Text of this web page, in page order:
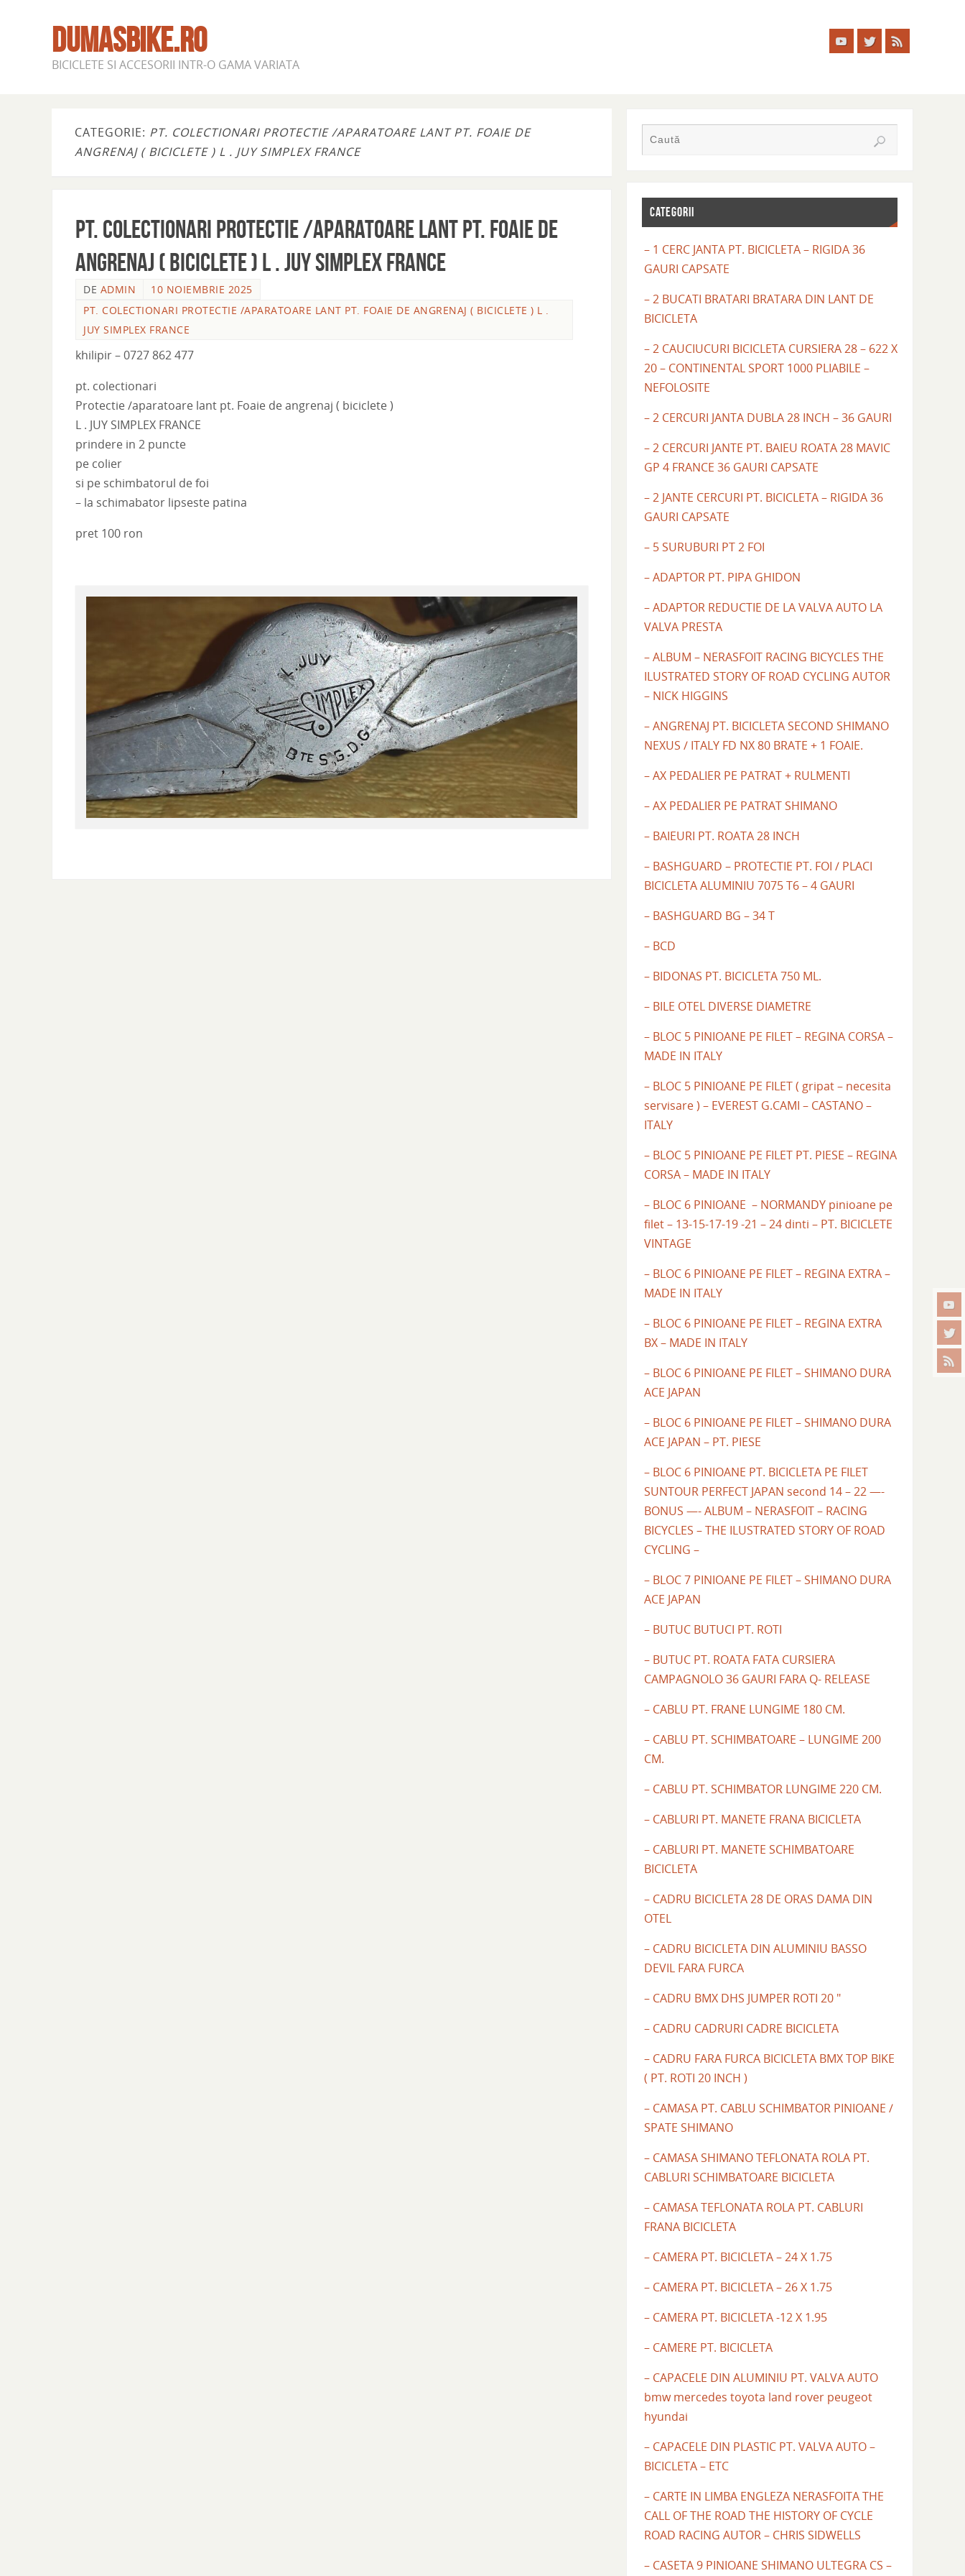
DUMASBIKE.RO
BICICLETE SI ACCESORII INTR-O GAMA VARIATA
CATEGORIE: PT. COLECTIONARI PROTECTIE /APARATOARE LANT PT. FOAIE DE
ANGRENAJ ( BICICLETE ) L . JUY SIMPLEX FRANCE
pt. colectionari Protectie /aparatoare lant pt. Foaie de
angrenaj ( biciclete ) L . JUY SIMPLEX FRANCE
DE ADMIN
10 NOIEMBRIE 2025
PT. COLECTIONARI PROTECTIE /APARATOARE LANT PT. FOAIE DE ANGRENAJ ( BICICLETE ) L .
JUY SIMPLEX FRANCE
khilipir – 0727 862 477
pt. colectionari
Protectie /aparatoare lant pt. Foaie de angrenaj ( biciclete )
L . JUY SIMPLEX FRANCE
prindere in 2 puncte
pe colier
si pe schimbatorul de foi
– la schimabator lipseste patina
pret 100 ron
CATEGORII
– 1 CERC JANTA PT. BICICLETA – RIGIDA 36
GAURI CAPSATE
– 2 BUCATI BRATARI BRATARA DIN LANT DE
BICICLETA
– 2 CAUCIUCURI BICICLETA CURSIERA 28 – 622 X
20 – CONTINENTAL SPORT 1000 PLIABILE –
NEFOLOSITE
– 2 CERCURI JANTA DUBLA 28 INCH – 36 GAURI
– 2 CERCURI JANTE PT. BAIEU ROATA 28 MAVIC
GP 4 FRANCE 36 GAURI CAPSATE
– 2 JANTE CERCURI PT. BICICLETA – RIGIDA 36
GAURI CAPSATE
– 5 SURUBURI PT 2 FOI
– ADAPTOR PT. PIPA GHIDON
– ADAPTOR REDUCTIE DE LA VALVA AUTO LA
VALVA PRESTA
– ALBUM – NERASFOIT RACING BICYCLES THE
ILUSTRATED STORY OF ROAD CYCLING AUTOR
– NICK HIGGINS
– ANGRENAJ PT. BICICLETA SECOND SHIMANO
NEXUS / ITALY FD NX 80 BRATE + 1 FOAIE.
– AX PEDALIER PE PATRAT + RULMENTI
– AX PEDALIER PE PATRAT SHIMANO
– BAIEURI PT. ROATA 28 INCH
– BASHGUARD – PROTECTIE PT. FOI / PLACI
BICICLETA ALUMINIU 7075 T6 – 4 GAURI
– BASHGUARD BG – 34 T
– BCD
– BIDONAS PT. BICICLETA 750 ML.
– BILE OTEL DIVERSE DIAMETRE
– BLOC 5 PINIOANE PE FILET – REGINA CORSA –
MADE IN ITALY
– BLOC 5 PINIOANE PE FILET ( gripat – necesita
servisare ) – EVEREST G.CAMI – CASTANO –
ITALY
– BLOC 5 PINIOANE PE FILET PT. PIESE – REGINA
CORSA – MADE IN ITALY
– BLOC 6 PINIOANE – NORMANDY pinioane pe
filet – 13-15-17-19 -21 – 24 dinti – PT. BICICLETE
VINTAGE
– BLOC 6 PINIOANE PE FILET – REGINA EXTRA –
MADE IN ITALY
– BLOC 6 PINIOANE PE FILET – REGINA EXTRA
BX – MADE IN ITALY
– BLOC 6 PINIOANE PE FILET – SHIMANO DURA
ACE JAPAN
– BLOC 6 PINIOANE PE FILET – SHIMANO DURA
ACE JAPAN – PT. PIESE
– BLOC 6 PINIOANE PT. BICICLETA PE FILET
SUNTOUR PERFECT JAPAN second 14 – 22 —-
BONUS —- ALBUM – NERASFOIT – RACING
BICYCLES – THE ILUSTRATED STORY OF ROAD
CYCLING –
– BLOC 7 PINIOANE PE FILET – SHIMANO DURA
ACE JAPAN
– BUTUC BUTUCI PT. ROTI
– BUTUC PT. ROATA FATA CURSIERA
CAMPAGNOLO 36 GAURI FARA Q- RELEASE
– CABLU PT. FRANE LUNGIME 180 CM.
– CABLU PT. SCHIMBATOARE – LUNGIME 200
CM.
– CABLU PT. SCHIMBATOR LUNGIME 220 CM.
– CABLURI PT. MANETE FRANA BICICLETA
– CABLURI PT. MANETE SCHIMBATOARE
BICICLETA
– CADRU BICICLETA 28 DE ORAS DAMA DIN
OTEL
– CADRU BICICLETA DIN ALUMINIU BASSO
DEVIL FARA FURCA
– CADRU BMX DHS JUMPER ROTI 20 "
– CADRU CADRURI CADRE BICICLETA
– CADRU FARA FURCA BICICLETA BMX TOP BIKE
( PT. ROTI 20 INCH )
– CAMASA PT. CABLU SCHIMBATOR PINIOANE /
SPATE SHIMANO
– CAMASA SHIMANO TEFLONATA ROLA PT.
CABLURI SCHIMBATOARE BICICLETA
– CAMASA TEFLONATA ROLA PT. CABLURI
FRANA BICICLETA
– CAMERA PT. BICICLETA – 24 X 1.75
– CAMERA PT. BICICLETA – 26 X 1.75
– CAMERA PT. BICICLETA -12 X 1.95
– CAMERE PT. BICICLETA
– CAPACELE DIN ALUMINIU PT. VALVA AUTO
bmw mercedes toyota land rover peugeot
hyundai
– CAPACELE DIN PLASTIC PT. VALVA AUTO –
BICICLETA – ETC
– CARTE IN LIMBA ENGLEZA NERASFOITA THE
CALL OF THE ROAD THE HISTORY OF CYCLE
ROAD RACING AUTOR – CHRIS SIDWELLS
– CASETA 9 PINIOANE SHIMANO ULTEGRA CS –